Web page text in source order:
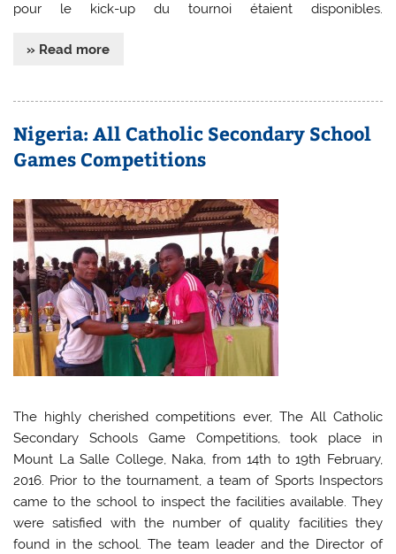
pour le kick-up du tournoi étaient disponibles.
» Read more
Nigeria: All Catholic Secondary School
Games Competitions
The highly cherished competitions ever, The All Catholic
Secondary Schools Game Competitions, took place in
Mount La Salle College, Naka, from 14th to 19th February,
2016. Prior to the tournament, a team of Sports Inspectors
came to the school to inspect the facilities available. They
were satisfied with the number of quality facilities they
found in the school. The team leader and the Director of